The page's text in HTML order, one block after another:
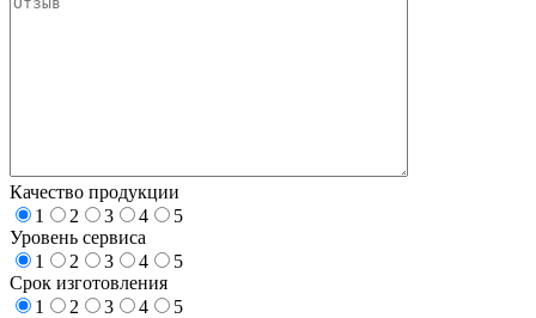
Качество продукции
1
2 3 4
5
Уровень сервиса
1
2 3 4
5
Срок изготовления
1
2 3 4
5